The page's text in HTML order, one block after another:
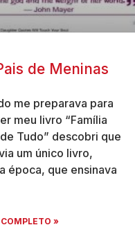
de Meninas
me preparava para
meu livro “Família
Tudo” descobri que
um único livro,
época, que ensinava
»